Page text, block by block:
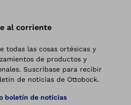
al corriente
todas las cosas ortésicas y
de productos y
Suscríbase para recibir
de noticias de Ottobock.
boletín de noticias